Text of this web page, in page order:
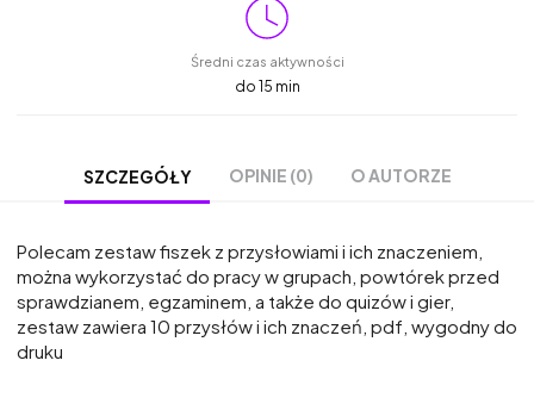
Średni czas aktywności
do 15 min
SZCZEGÓŁY OPINIE (0) O AUTORZE
Polecam zestaw fiszek z przysłowiami i ich znaczeniem,
można wykorzystać do pracy w grupach, powtórek przed
sprawdzianem, egzaminem, a także do quizów i gier,
zestaw zawiera 10 przysłów i ich znaczeń, pdf, wygodny do
druku